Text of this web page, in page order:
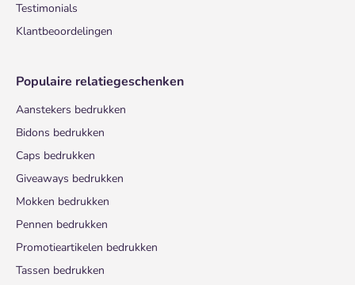
Testimonials
Klantbeoordelingen
Populaire relatiegeschenken
Aanstekers bedrukken
Bidons bedrukken
Caps bedrukken
Giveaways bedrukken
Mokken bedrukken
Pennen bedrukken
Promotieartikelen bedrukken
Tassen bedrukken